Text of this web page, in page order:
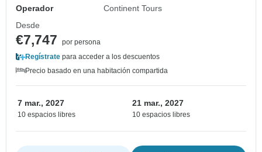
Operador
Continent Tours
Desde
€7,747
por persona
Regístrate para acceder a los descuentos
Precio basado en una habitación compartida
7 mar., 2027
10 espacios libres
21 mar., 2027
10 espacios libres